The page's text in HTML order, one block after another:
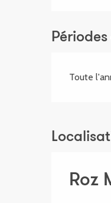
Toute
Roz